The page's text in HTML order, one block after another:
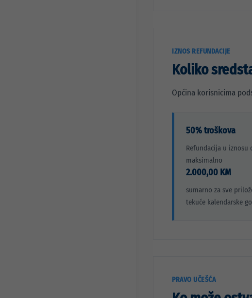
IZNOS REFUNDACIJE
Koliko
Općina korisnicima
50% troškova
Refundacija u iznosu
maksimalno
2.000,00 KM
sumarno za sve
tekuće kalendarske
PRAVO UČEŠĆA